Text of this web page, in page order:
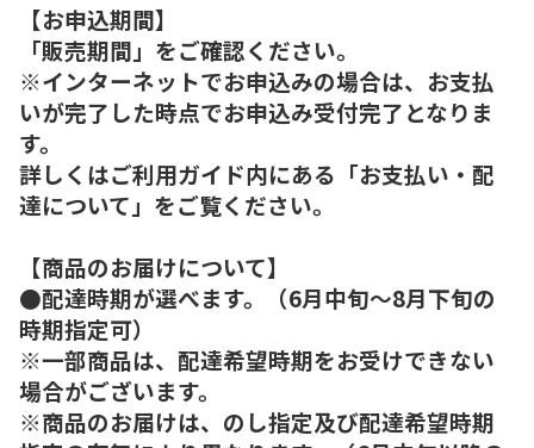
【お申込期間】
「販売期間」をご確認ください。
※インターネットでお申込みの場合は、お支払
いが完了した時点でお申込み受付完了となりま
す。
詳しくはご利用ガイド内にある「お支払い・配
達について」をご覧ください。
【商品のお届けについて】
●配達時期が選べます。（6月中旬～8月下旬の
時期指定可）
※一部商品は、配達希望時期をお受けできない
場合がございます。
※商品のお届けは、のし指定及び配達希望時期